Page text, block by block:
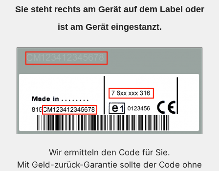
Sie steht rechts am Gerät auf dem Label oder
ist am Gerät eingestanzt.
Wir ermitteln den Code für Sie.
Mit Geld-zurück-Garantie sollte der Code ohne